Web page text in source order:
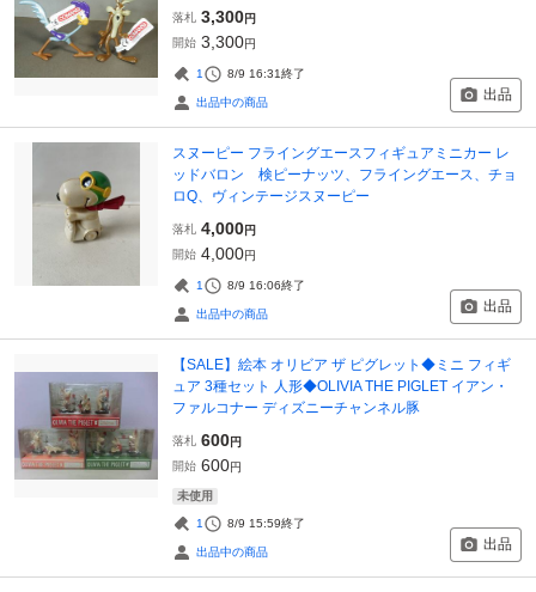
落札 3,300円
開始 3,300円
1 8/9 16:31終了
出品中の商品 出品
スヌーピー フライングエースフィギュアミニカー レ
ッドバロン 検ピーナッツ、フライングエース、チョ
ロQ、ヴィンテージスヌーピー
落札 4,000円
開始 4,000円
1 8/9 16:06終了
出品中の商品 出品
【SALE】絵本 オリビア ザ ピグレット◆ミニ フィギ
ュア 3種セット 人形◆OLIVIA THE PIGLET イアン・
ファルコナー ディズニーチャンネル豚
落札 600円
開始 600円
未使用
1 8/9 15:59終了
出品中の商品 出品